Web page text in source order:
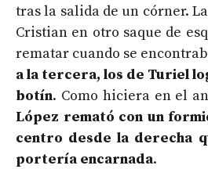
tras la salida de un córner.
Cristian en otro saque de
rematar cuando se
a la tercera, los de Turiel
botín. Como hiciera en el
López remató con un
centro desde la derecha
portería encarnada.